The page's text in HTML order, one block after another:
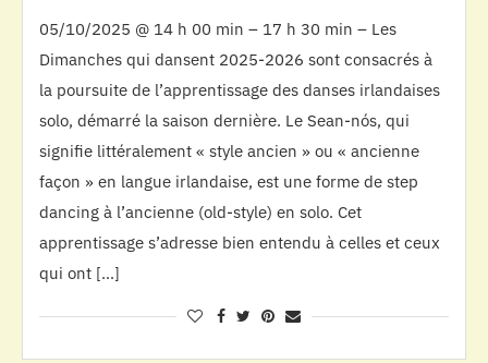
05/10/2025 @ 14 h 00 min – 17 h 30 min – Les
Dimanches qui dansent 2025-2026 sont consacrés à
la poursuite de l’apprentissage des danses irlandaises
solo, démarré la saison dernière. Le Sean-nós, qui
signifie littéralement « style ancien » ou « ancienne
façon » en langue irlandaise, est une forme de step
dancing à l’ancienne (old-style) en solo. Cet
apprentissage s’adresse bien entendu à celles et ceux
qui ont […]